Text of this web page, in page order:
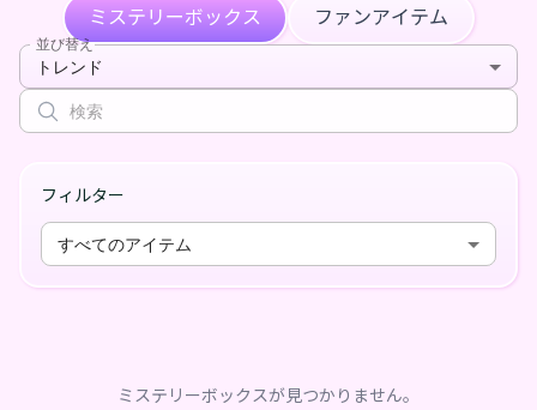
ミステリーボックス ファンアイテム
並び替え
トレンド
フィルター
すべてのアイテム
ミステリーボックスが見つかりません。